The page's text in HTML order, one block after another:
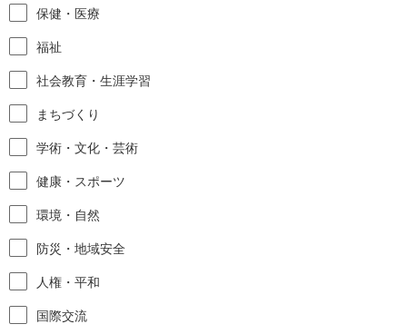
保健・医療
福祉
社会教育・生涯学習
まちづくり
学術・文化・芸術
健康・スポーツ
環境・自然
防災・地域安全
人権・平和
国際交流